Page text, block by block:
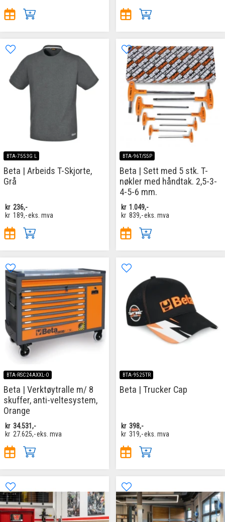
BTA-7553G L
Beta | Arbeids T-Skjorte,
Grå
kr 236,-
kr 189,-eks. mva
BTA-96T/S5P
Beta | Sett med 5 stk. T-
nøkler med håndtak. 2,5-3-
4-5-6 mm.
kr 1.049,-
kr 839,-eks. mva
BTA-RSC24AXXL-O
Beta | Verktøytralle m/ 8
skuffer, anti-veltesystem,
Orange
kr 34.531,-
kr 27.625,-eks. mva
BTA-9525TR
Beta | Trucker Cap
kr 398,-
kr 319,-eks. mva